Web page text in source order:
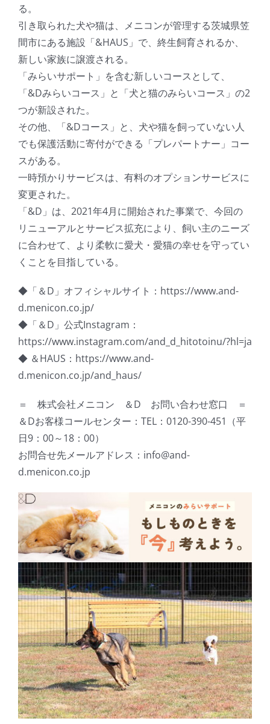
る。
引き取られた犬や猫は、メニコンが管理する茨城県笠
間市にある施設「&HAUS」で、終生飼育されるか、
新しい家族に譲渡される。
「みらいサポート」を含む新しいコースとして、
「&Dみらいコース」と「犬と猫のみらいコース」の2
つが新設された。
その他、「&Dコース」と、犬や猫を飼っていない人
でも保護活動に寄付ができる「プレパートナー」コー
スがある。
一時預かりサービスは、有料のオプションサービスに
変更された。
「&D」は、2021年4月に開始された事業で、今回の
リニューアルとサービス拡充により、飼い主のニーズ
に合わせて、より柔軟に愛犬・愛猫の幸せを守ってい
くことを目指している。
◆「＆D」オフィシャルサイト：https://www.and-
d.menicon.co.jp/
◆「＆D」公式Instagram：
https://www.instagram.com/and_d_hitotoinu/?hl=ja
◆ ＆HAUS：https://www.and-
d.menicon.co.jp/and_haus/
＝ 株式会社メニコン ＆D お問い合わせ窓口 ＝
＆Dお客様コールセンター：TEL：0120-390-451（平
日9：00～18：00）
お問合せ先メールアドレス：info@and-
d.menicon.co.jp